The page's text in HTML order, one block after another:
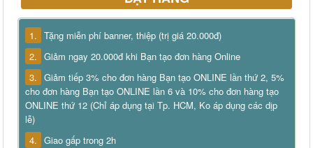
1. Tặng miễn phí banner, thiệp (trị giá 20.000đ)
2. Giảm ngay 20.000đ khi Bạn tạo đơn hàng Online
3. Giảm tiếp 3% cho đơn hàng Bạn tạo ONLINE lần thứ 2, 5%
cho đơn hàng Bạn tạo ONLINE lần 6 và 10% cho đơn hàng tạo
ONLINE thứ 12 (Chỉ áp dụng tại Tp. HCM, Ko áp dụng các dịp
lễ)
4. Giao gấp trong 2h